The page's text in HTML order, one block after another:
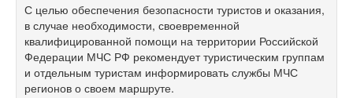
С целью обеспечения безопасности туристов и оказания,
в случае необходимости, своевременной
квалифицированной помощи на территории Российской
Федерации МЧС РФ рекомендует туристическим группам
и отдельным туристам информировать службы МЧС
регионов о своем маршруте.